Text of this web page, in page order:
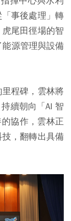
事後處理」轉
尾田徑場的智
源管理與設備
程碑，雲林將
續朝向「AI 智
協作，雲林正
，翻轉出具備